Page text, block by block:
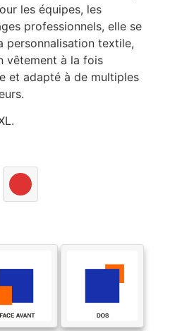
les équipes, les
professionnels, elle se
personnalisation textile,
vêtement à la fois
et adapté à de multiples